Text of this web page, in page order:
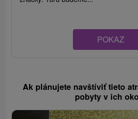
POKAZ
Ak plánujete navštíviť tieto
pobyty v ich